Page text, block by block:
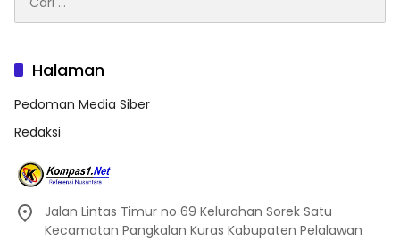
untuk:
Halaman
Pedoman Media Siber
Redaksi
Jalan Lintas Timur no 69 Kelurahan Sorek Satu
Kecamatan Pangkalan Kuras Kabupaten Pelalawan